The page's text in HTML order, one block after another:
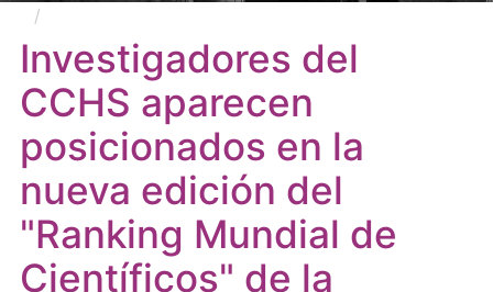
en la nueva edición del "Ranking Mundial de
Científicos" de la Universidad de Stanford
Investigadores del
CCHS aparecen
posicionados en la
nueva edición del
"Ranking Mundial de
Científicos" de la